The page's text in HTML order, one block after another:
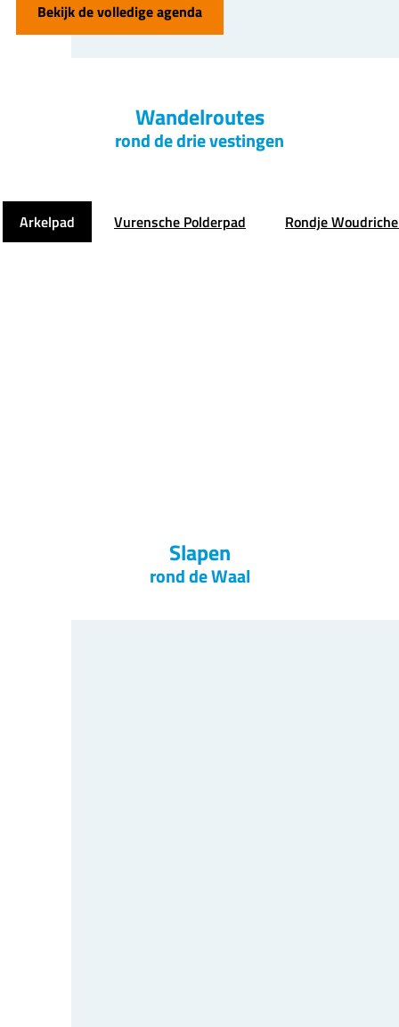
Bekijk de volledige agenda
Wandelroutes
rond de drie vestingen
Arkelpad Vurensche Polderpad Rondje
Slapen
rond de Waal